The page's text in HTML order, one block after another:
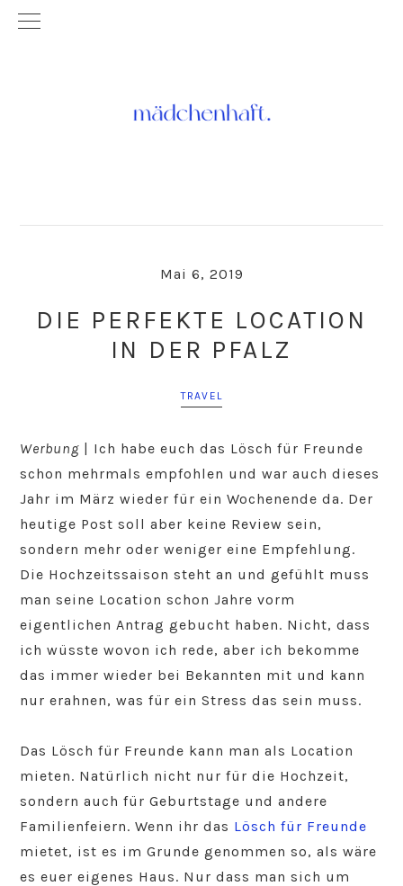
Mai 6, 2019
DIE PERFEKTE LOCATION
IN DER PFALZ
TRAVEL
Werbung | Ich habe euch das Lösch für Freunde
schon mehrmals empfohlen und war auch dieses
Jahr im März wieder für ein Wochenende da. Der
heutige Post soll aber keine Review sein,
sondern mehr oder weniger eine Empfehlung.
Die Hochzeitssaison steht an und gefühlt muss
man seine Location schon Jahre vorm
eigentlichen Antrag gebucht haben. Nicht, dass
ich wüsste wovon ich rede, aber ich bekomme
das immer wieder bei Bekannten mit und kann
nur erahnen, was für ein Stress das sein muss.
Das Lösch für Freunde kann man als Location
mieten. Natürlich nicht nur für die Hochzeit,
sondern auch für Geburtstage und andere
Familienfeiern. Wenn ihr das Lösch für Freunde
mietet, ist es im Grunde genommen so, als wäre
es euer eigenes Haus. Nur dass man sich um